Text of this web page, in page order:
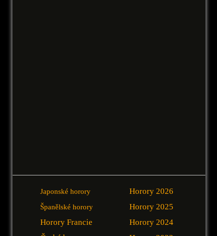
Japonské horory
Španělské horory
Horory Francie
Horory 2026
Horory 2025
Horory 2024